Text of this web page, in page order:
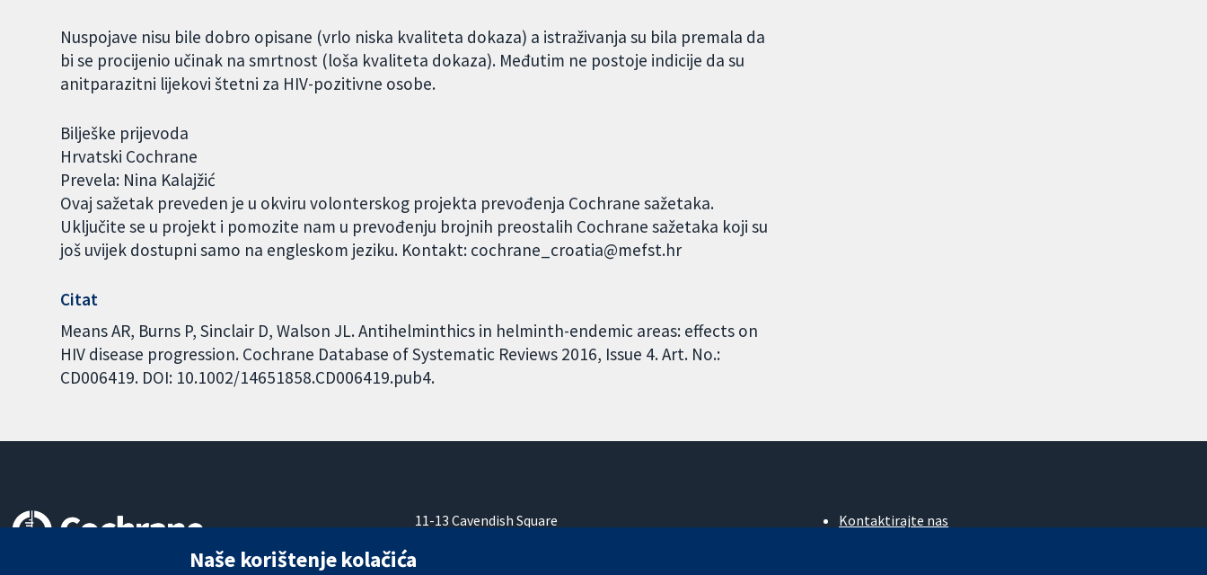
Nuspojave nisu bile dobro opisane (vrlo niska kvaliteta dokaza) a istraživanja su bila premala da
bi se procijenio učinak na smrtnost (loša kvaliteta dokaza). Međutim ne postoje indicije da su
anitparazitni lijekovi štetni za HIV-pozitivne osobe.
Bilješke prijevoda
Hrvatski Cochrane
Prevela: Nina Kalajžić
Ovaj sažetak preveden je u okviru volonterskog projekta prevođenja Cochrane sažetaka.
Uključite se u projekt i pomozite nam u prevođenju brojnih preostalih Cochrane sažetaka koji su
još uvijek dostupni samo na engleskom jeziku. Kontakt: cochrane_croatia@mefst.hr
Citat
Means AR, Burns P, Sinclair D, Walson JL. Antihelminthics in helminth-endemic areas: effects on
HIV disease progression. Cochrane Database of Systematic Reviews 2016, Issue 4. Art. No.:
CD006419. DOI: 10.1002/14651858.CD006419.pub4.
11-13 Cavendish Square
W1G 0AN
Kontaktirajte nas
Naše korištenje kolačića